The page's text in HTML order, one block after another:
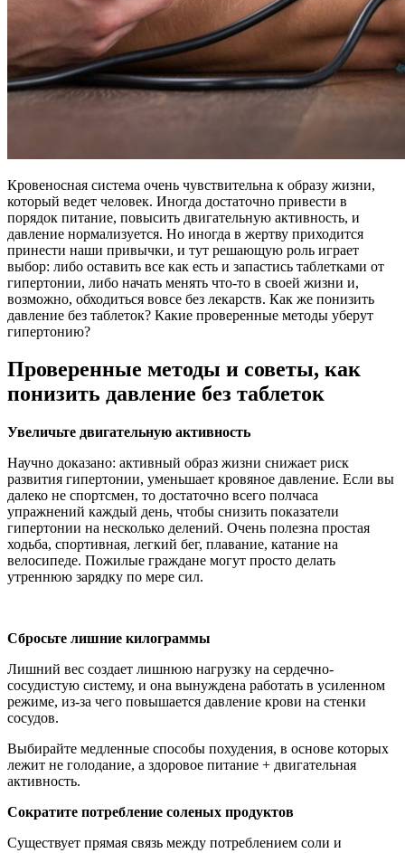
Кровеносная система очень чувствительна к образу жизни,
который ведет человек. Иногда достаточно привести в
порядок питание, повысить двигательную активность, и
давление нормализуется. Но иногда в жертву приходится
принести наши привычки, и тут решающую роль играет
выбор: либо оставить все как есть и запастись таблетками от
гипертонии, либо начать менять что-то в своей жизни и,
возможно, обходиться вовсе без лекарств. Как же понизить
давление без таблеток? Какие проверенные методы уберут
гипертонию?
Проверенные методы и советы, как
понизить давление без таблеток
Увеличьте двигательную активность
Научно доказано: активный образ жизни снижает риск
развития гипертонии, уменьшает кровяное давление. Если вы
далеко не спортсмен, то достаточно всего полчаса
упражнений каждый день, чтобы снизить показатели
гипертонии на несколько делений. Очень полезна простая
ходьба, спортивная, легкий бег, плавание, катание на
велосипеде. Пожилые граждане могут просто делать
утреннюю зарядку по мере сил.
Сбросьте лишние килограммы
Лишний вес создает лишнюю нагрузку на сердечно-
сосудистую систему, и она вынуждена работать в усиленном
режиме, из-за чего повышается давление крови на стенки
сосудов.
Выбирайте медленные способы похудения, в основе которых
лежит не голодание, а здоровое питание + двигательная
активность.
Сократите потребление соленых продуктов
Существует прямая связь между потреблением соли и